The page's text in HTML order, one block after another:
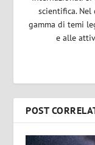
scientifica.
gamma di temi
e alle
POST